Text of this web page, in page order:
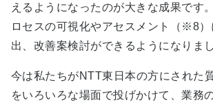
えるようになったのが大きな成果です
ロセスの可視化やアセスメント（※8）
出、改善案検討ができるようになりまし
今は私たちがNTT東日本の方にされた
をいろいろな場面で投げかけて、業務